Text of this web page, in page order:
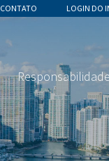
CONTATO LOGIN DO
Responsabilidade